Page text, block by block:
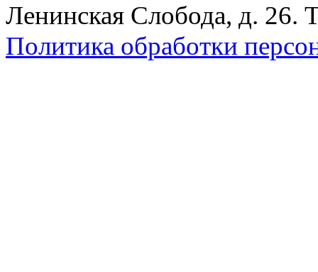
Ленинская Слобода, д. 26.
Политика обработки